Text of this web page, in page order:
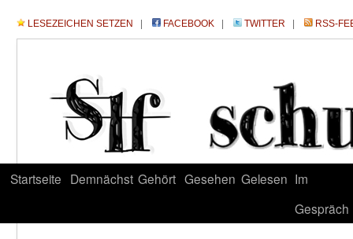
LESEZEICHEN SETZEN FACEBOOK TWITTER RSS-
Startseite Demnächst Gehört Gesehen Gelesen Im
Gespräch